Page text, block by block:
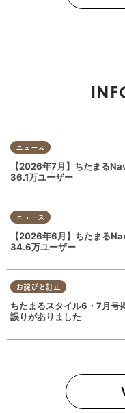
ニュース
【2026年7月】ちたまる
36.1万ユーザー
ニュース
【2026年6月】ちたまる
34.6万ユーザー
お詫びと訂正
ちたまるスタイル6・7月号
誤りがありました